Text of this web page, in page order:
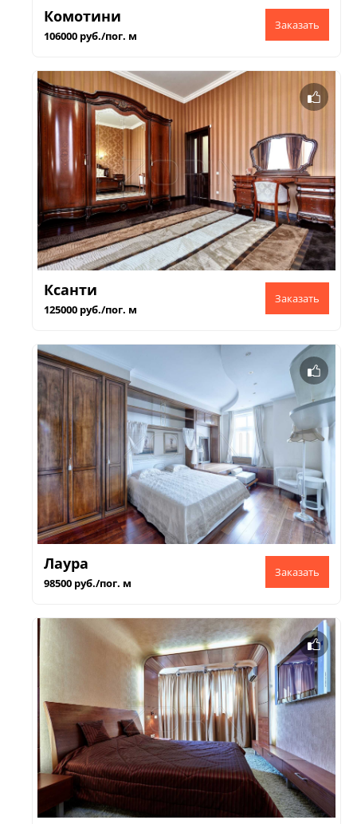
Комотини
106000 руб./пог. м
Ксанти
125000 руб./пог. м
Лаура
98500 руб./пог. м